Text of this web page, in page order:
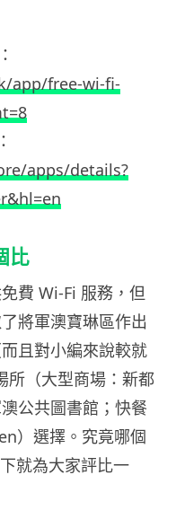
app/free-wi-fi-
apps/details?
比
費 Wi-Fi 服務，但
將軍澳寶琳區作出
且對小編來說較就
所（大型商場：新都
公共圖書館；快餐
）選擇。究竟哪個
就為大家評比一